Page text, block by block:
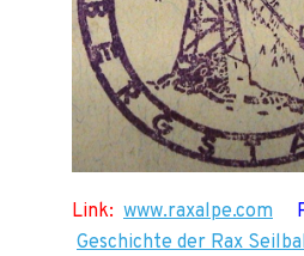
Link: www.raxalpe.com
Geschichte der Rax